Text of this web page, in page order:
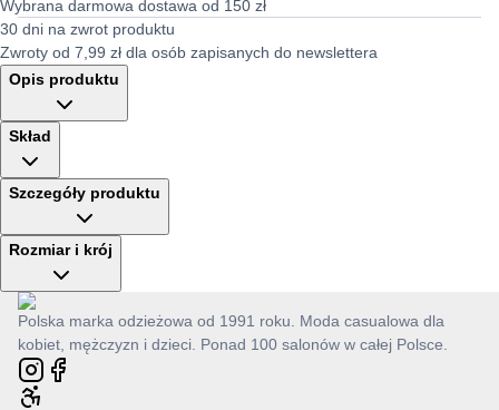
Wybrana darmowa dostawa od 150 zł
30 dni na zwrot produktu
Zwroty od 7,99 zł dla osób zapisanych do newslettera
Opis produktu
Skład
Szczegóły produktu
Rozmiar i krój
Polska marka odzieżowa od 1991 roku. Moda casualowa dla
kobiet, mężczyzn i dzieci. Ponad 100 salonów w całej Polsce.